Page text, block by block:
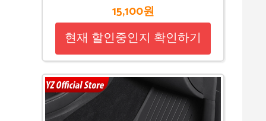
15,100원
현재 할인중인지 확인하기